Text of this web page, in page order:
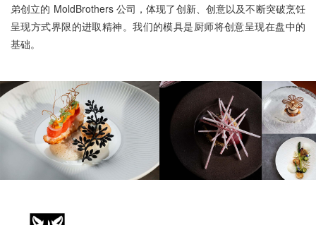
弟创立的 MoldBrothers 公司，体现了创新、创意以及不断突破烹饪
呈现方式界限的进取精神。我们的模具是厨师将创意呈现在盘中的
基础。